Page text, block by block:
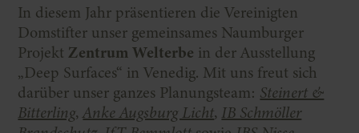
In diesem Jahr präsentieren die Vereinigten
Domstifter unser gemeinsames Naumburger
ProjektZentrum Welterbe in der Ausstellung
„Deep Surfaces“ in Venedig. Mit uns freut sich
darüber unser ganzes Planungsteam:Steinert &
Bitterling,Anke Augsburg Licht,IB Schmöller